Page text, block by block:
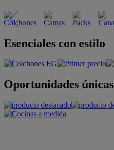
Esenciales con estilo
Oportunidades únicas